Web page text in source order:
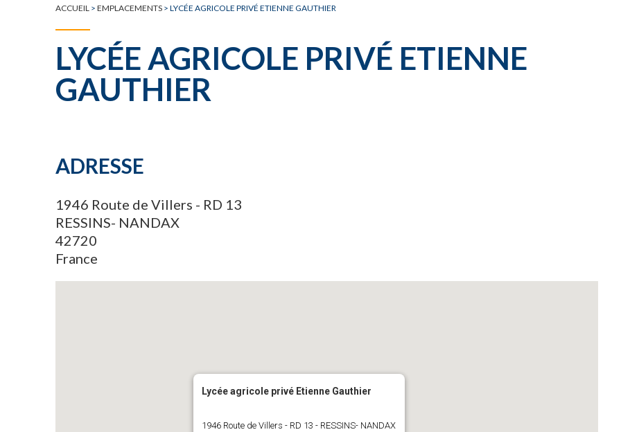
ACCUEIL > EMPLACEMENTS > LYCÉE AGRICOLE PRIVÉ ETIENNE GAUTHIER
LYCÉE AGRICOLE PRIVÉ ETIENNE
GAUTHIER
ADRESSE
1946 Route de Villers - RD 13
RESSINS- NANDAX
42720
France
Lycée agricole privé Etienne Gauthier
1946 Route de Villers - RD 13 - RESSINS- NANDAX